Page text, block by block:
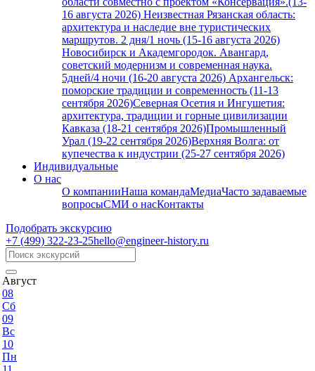
16 августа 2026) Неизвестная Рязанская область:
архитектура и наследие вне туристических
маршрутов. 2 дня/1 ночь (15-16 августа 2026)
Новосибирск и Академгородок. Авангард,
советский модернизм и современная наука.
5дней/4 ночи (16-20 августа 2026) Архангельск:
поморские традиции и современность (11-13
сентября 2026)Северная Осетия и Ингушетия:
архитектура, традиции и горные цивилизации
Кавказа (18-21 сентября 2026)Промышленный
Урал (19-22 сентября 2026)Верхняя Волга: от
купечества к индустрии (25-27 сентября 2026)
Индивидуальные
О нас
О компанииНаша командаМедиаЧасто задаваемые
вопросыСМИ о насКонтакты
Подобрать экскурсию
+7 (499) 322-23-25hello@engineer-history.ru
Август
08
Сб
09
Вс
10
Пн